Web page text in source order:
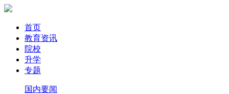
首页
教育资讯
院校
升学
专题
国内要闻